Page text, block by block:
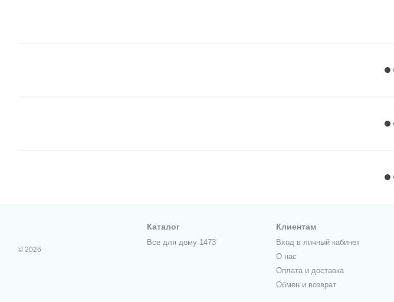
© 2026
Каталог
Все для дому 1473
Клиентам
Вход в личный кабинет
О нас
Оплата и доставка
Обмен и возврат